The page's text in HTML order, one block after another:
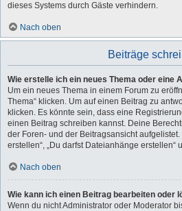
dieses Systems durch Gäste verhindern.
Nach oben
Beiträge
Wie erstelle ich ein neues Thema oder eine
Um ein neues Thema in einem Forum zu
Thema“ klicken. Um auf einen Beitrag zu
klicken. Es könnte sein, dass eine
einen Beitrag schreiben kannst. Deine
der Foren- und der Beitragsansicht aufgelistet.
erstellen“, „Du darfst Dateianhänge erstellen“
Nach oben
Wie kann ich einen Beitrag bearbeiten oder
Wenn du nicht Administrator oder Moderator